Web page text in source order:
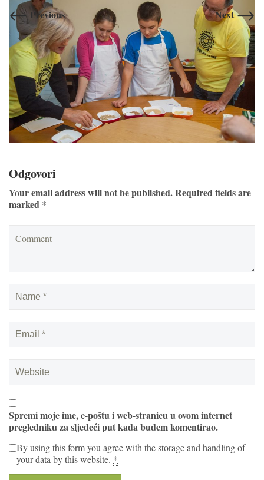
← Previous Next→
Odgovori
Your email address will not be published. Required fields are
marked *
Spremi moje ime, e-poštu i web-stranicu u ovom internet
pregledniku za sljedeći put kada budem komentirao.
By using this form you agree with the storage and handling of
your data by this website. *